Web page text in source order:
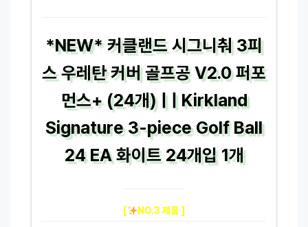
*NEW* 커클랜드 시그니춰 3피
스 우레탄 커버 골프공 V2.0 퍼포
먼스+ (24개) | | Kirkland
Signature 3-piece Golf Ball
24 EA 화이트 24개입 1개
[ NO.3 제품 ]